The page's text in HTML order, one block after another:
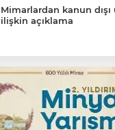
Mimarlardan kanun
ilişkin açıklama
Başkan Aydın: Tüm
Başkan Dalgıç: Denizler